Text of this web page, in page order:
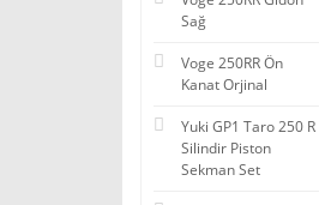
Sağ
Voge 250RR Ön
Kanat Orjinal
Yuki GP1 Taro 250 R
Silindir Piston
Sekman Set